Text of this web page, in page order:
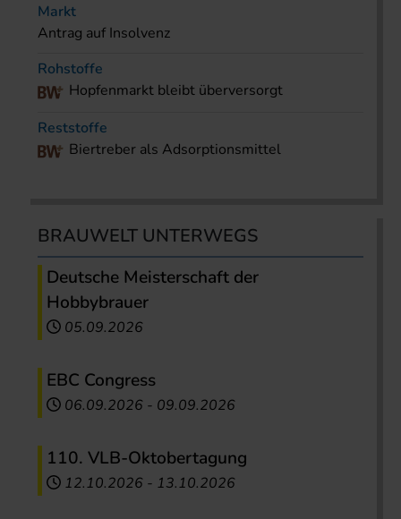
Markt
Antrag auf Insolvenz
Rohstoffe
Hopfenmarkt bleibt überversorgt
Reststoffe
Biertreber als Adsorptionsmittel
BRAUWELT UNTERWEGS
Deutsche Meisterschaft der
Hobbybrauer
05.09.2026
EBC Congress
06.09.2026 - 09.09.2026
110. VLB-Oktobertagung
12.10.2026 - 13.10.2026